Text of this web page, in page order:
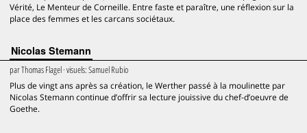
Vérité, Le Menteur de Corneille. Entre faste et paraître, une réflexion sur la
place des femmes et les carcans sociétaux.
Nicolas Stemann
parThomas Flagel· visuels:Samuel Rubio
Plus de vingt ans après sa création, le Werther passé à la moulinette par
Nicolas Stemann continue d’offrir sa lecture jouissive du chef-d’oeuvre de
Goethe.